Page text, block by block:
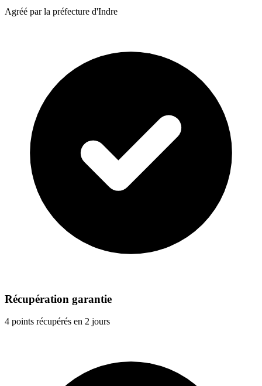
Agréé par la préfecture d'Indre
Récupération garantie
4 points récupérés en 2 jours